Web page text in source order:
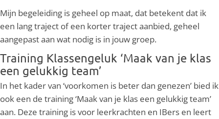
Mijn begeleiding is geheel op maat, dat betekent dat ik
een lang traject of een korter traject aanbied, geheel
aangepast aan wat nodig is in jouw groep.
Training Klassengeluk ‘Maak van je klas
een gelukkig team’
In het kader van ‘voorkomen is beter dan genezen’ bied ik
ook een de training ‘Maak van je klas een gelukkig team’
aan. Deze training is voor leerkrachten en IBers en leert